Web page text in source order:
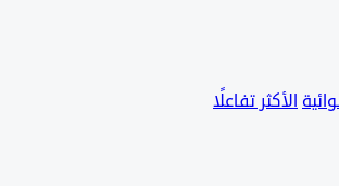
الأكثر تفاعلًا